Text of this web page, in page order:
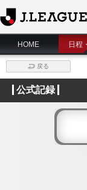
J.League Data Site
HOME
日程
戻る
公式記録